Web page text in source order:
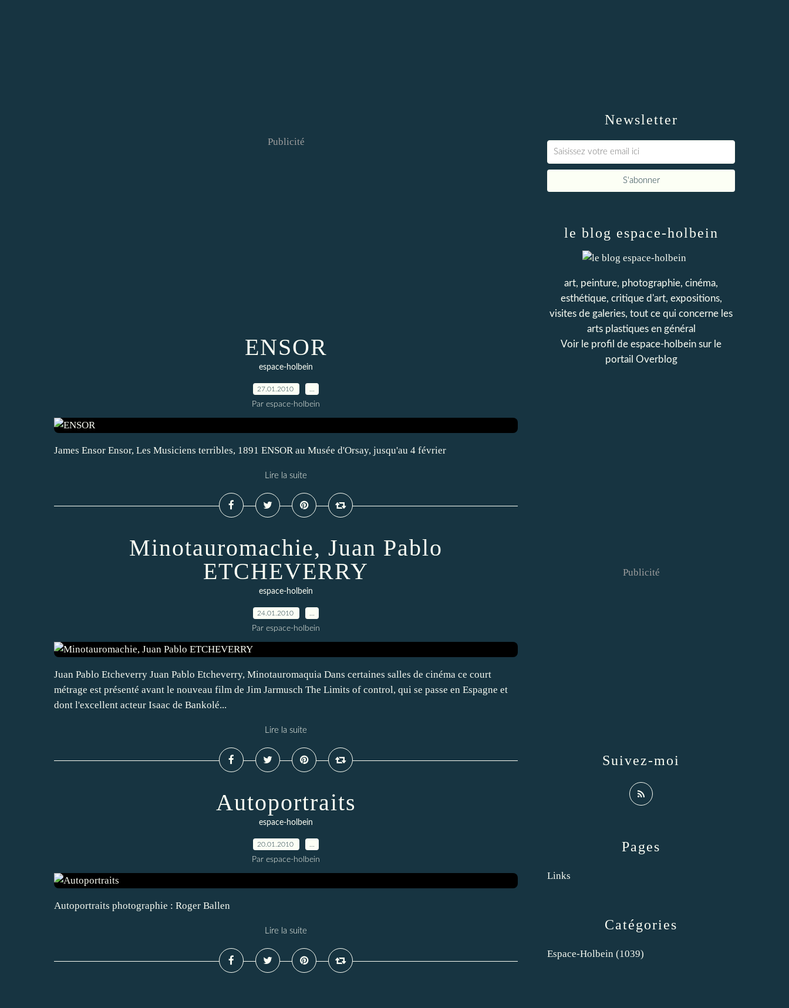
Publicité
ENSOR
espace-holbein
27.01.2010
Par espace-holbein
James Ensor Ensor, Les Musiciens terribles, 1891 ENSOR au Musée d'Orsay, jusqu'au 4 février
Lire la suite
Minotauromachie, Juan Pablo
ETCHEVERRY
espace-holbein
24.01.2010
Par espace-holbein
Juan Pablo Etcheverry Juan Pablo Etcheverry, Minotauromaquia Dans certaines salles de cinéma ce court
métrage est présenté avant le nouveau film de Jim Jarmusch The Limits of control, qui se passe en Espagne et
dont l'excellent acteur Isaac de Bankolé...
Lire la suite
Autoportraits
espace-holbein
20.01.2010
Par espace-holbein
Autoportraits photographie : Roger Ballen
Lire la suite
Newsletter
Catégories
Espace-Holbein (1039)
Pages
Links
le blog espace-holbein
art, peinture, photographie, cinéma,
esthétique, critique d'art, expositions,
visites de galeries, tout ce qui concerne les
arts plastiques en général
Voir le profil de espace-holbein sur le
portail Overblog
Suivez-moi
Publicité